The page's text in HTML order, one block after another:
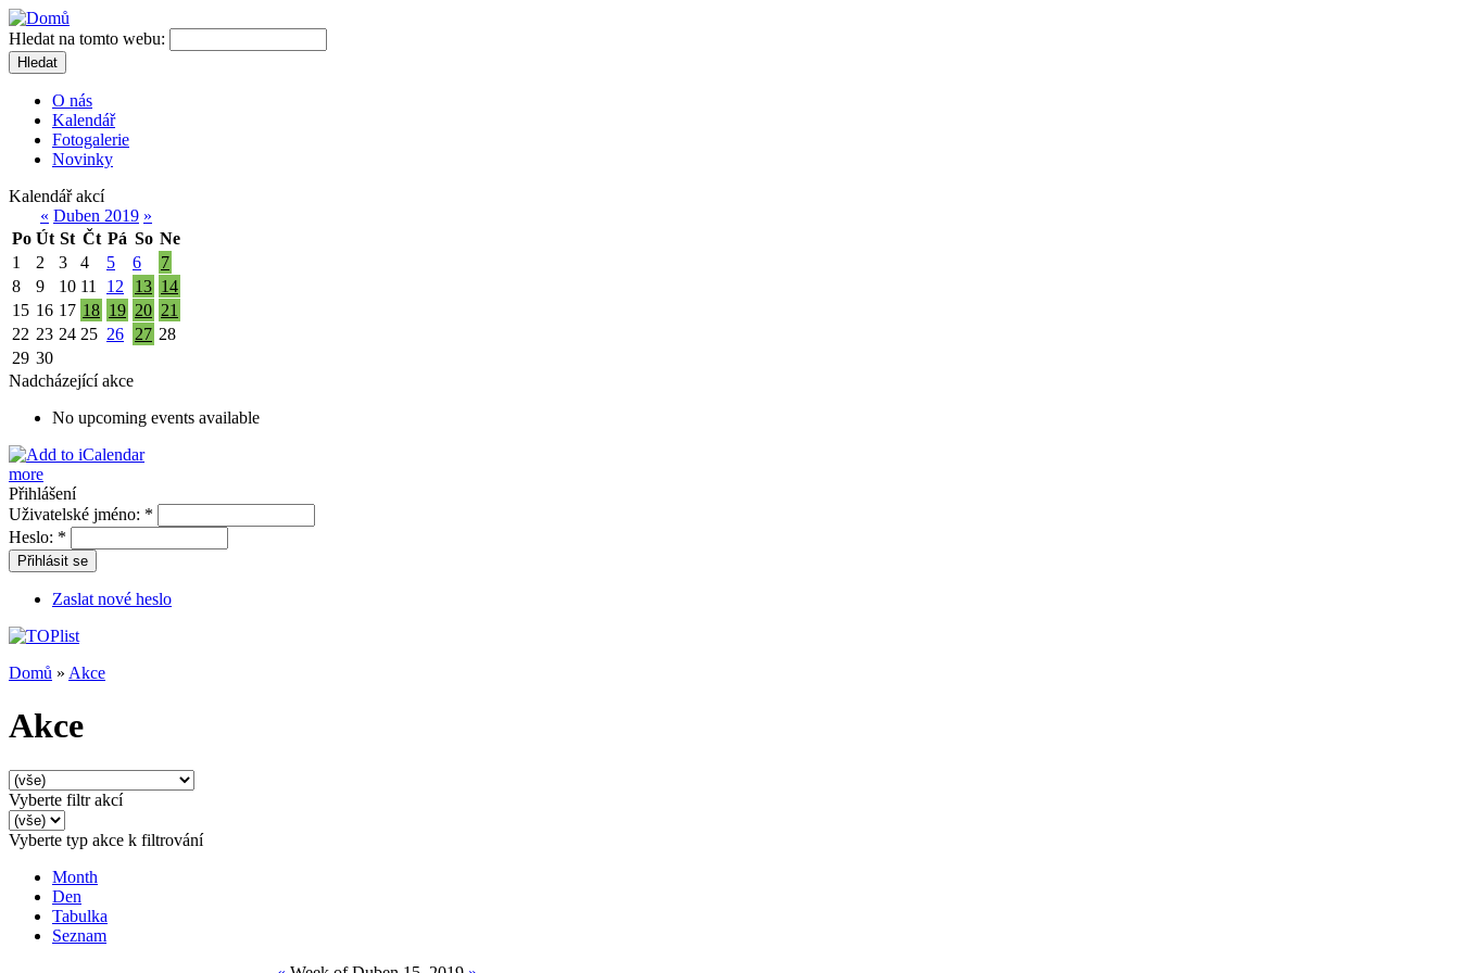
Hledat na tomto webu:
Hledat
O nás
Kalendář
Fotogalerie
Novinky
Kalendář akcí
« Duben 2019 »
Po Út St Čt Pá So Ne
1
2 3 4 5 6
7
8
9 10 11 12 13 14
15 16 17 18 19 20 21
22 23 24 25 26 27 28
29 30
Nadcházející akce
No upcoming events available
more
Přihlášení
Uživatelské jméno: *
Heslo: *
Přihlásit se
Zaslat nové heslo
Domů » Akce
Akce
Vyberte filtr akcí
Vyberte typ akce k filtrování
Month
Den
Tabulka
Seznam